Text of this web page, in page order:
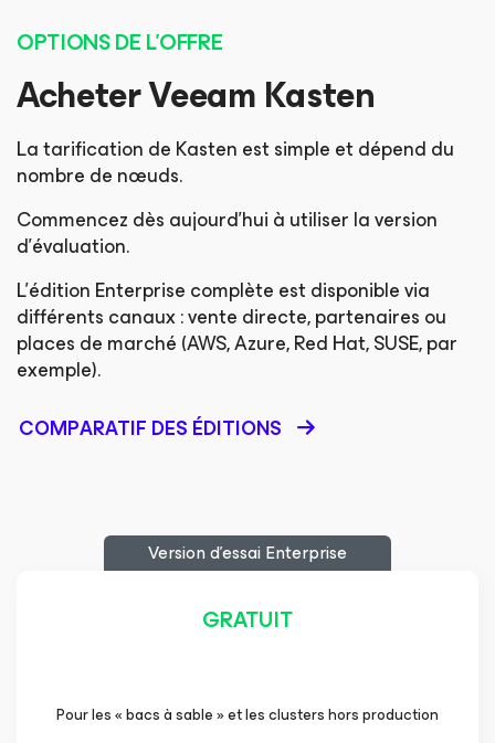
OPTIONS DE L'OFFRE
Acheter Veeam Kasten
La tarification de Kasten est simple et dépend du
nombre de nœuds.
Commencez dès aujourd’hui à utiliser la version
d’évaluation.
L’édition Enterprise complète est disponible via
différents canaux : vente directe, partenaires ou
places de marché (AWS, Azure, Red Hat, SUSE, par
exemple).
COMPARATIF DES ÉDITIONS
Version d’essai Enterprise
GRATUIT
Pour les « bacs à sable » et les clusters hors production